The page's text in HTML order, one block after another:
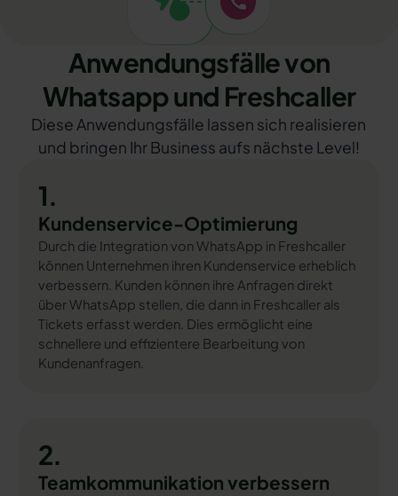
Anwendungsfälle von
Whatsapp und Freshcaller
Diese Anwendungsfälle lassen sich realisieren
und bringen Ihr Business aufs nächste Level!
1.
Kundenservice-Optimierung
Durch die Integration von WhatsApp in Freshcaller
können Unternehmen ihren Kundenservice erheblich
verbessern. Kunden können ihre Anfragen direkt
über WhatsApp stellen, die dann in Freshcaller als
Tickets erfasst werden. Dies ermöglicht eine
schnellere und effizientere Bearbeitung von
Kundenanfragen.
2.
Teamkommunikation verbessern